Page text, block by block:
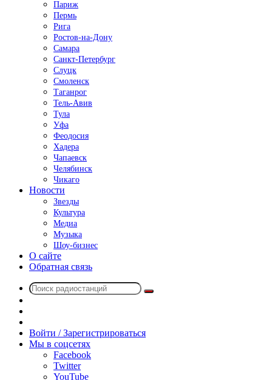
Париж
Пермь
Рига
Ростов-на-Дону
Самара
Санкт-Петербург
Слуцк
Смоленск
Таганрог
Тель-Авив
Тула
Уфа
Феодосия
Хадера
Чапаевск
Челябинск
Чикаго
Новости
Звезды
Культура
Медиа
Музыка
Шоу-бизнес
О сайте
Обратная связь
Поиск
радио
Войти / Зарегистрироваться
Мы в соцсетях
Facebook
Twitter
YouTube